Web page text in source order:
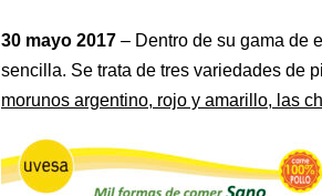
30 mayo 2017 – Dentro de su gama de
sencilla. Se trata de tres variedades de
morunos argentino, rojo y amarillo, las